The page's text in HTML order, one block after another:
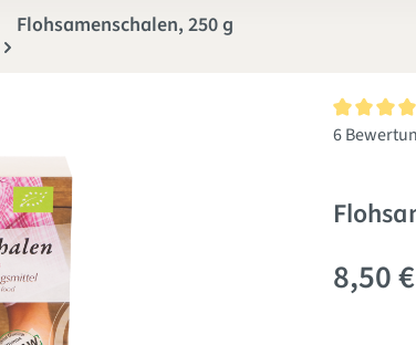
Flohsamenschalen, 250 g
6
8,50 €